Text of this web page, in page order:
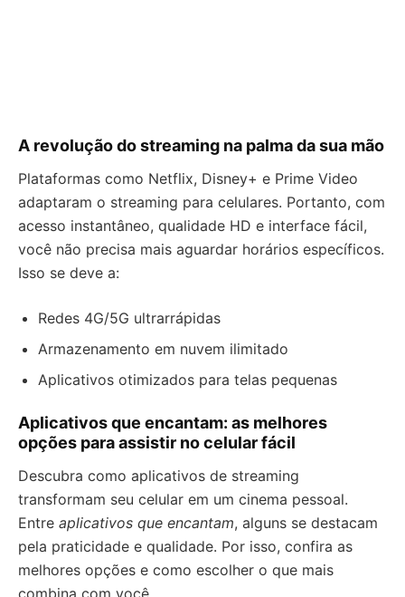
A revolução do streaming na palma da sua mão
Plataformas como Netflix, Disney+ e Prime Video
adaptaram o streaming para celulares. Portanto, com
acesso instantâneo, qualidade HD e interface fácil,
você não precisa mais aguardar horários específicos.
Isso se deve a:
Redes 4G/5G ultrarrápidas
Armazenamento em nuvem ilimitado
Aplicativos otimizados para telas pequenas
Aplicativos que encantam: as melhores
opções para assistir no celular fácil
Descubra como aplicativos de streaming
transformam seu celular em um cinema pessoal.
Entre aplicativos que encantam, alguns se destacam
pela praticidade e qualidade. Por isso, confira as
melhores opções e como escolher o que mais
combina com você.